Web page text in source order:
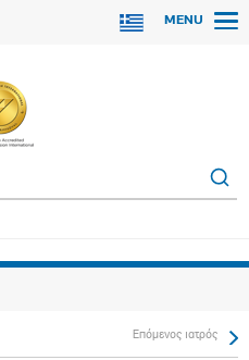
MENU
Επόμενος ιατρός